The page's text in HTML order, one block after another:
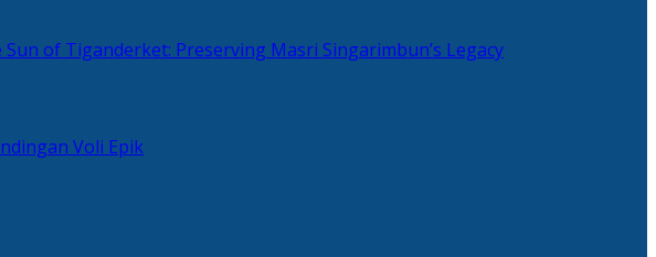
of Tiganderket: Preserving Masri Singarimbun’s Legacy
Voli Epik